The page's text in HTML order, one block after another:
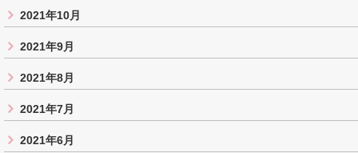
2021年10月
2021年9月
2021年8月
2021年7月
2021年6月